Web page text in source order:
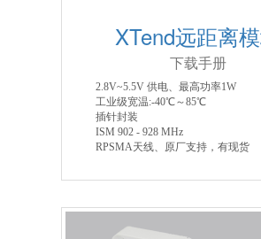
XTend远距离
下载手册
2.8V~5.5V 供电、最高功率1W
工业级宽温:-40℃～85℃
插针封装
ISM 902 - 928 MHz
RPSMA天线、原厂支持，有现货